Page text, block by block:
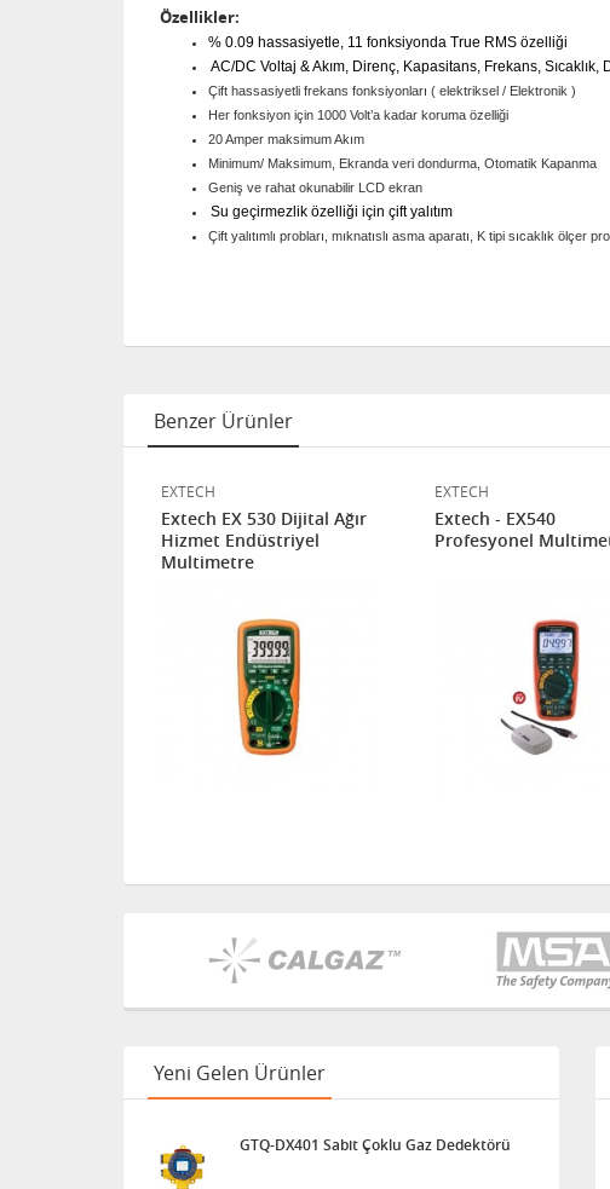
Özellikler:
% 0.09 hassasiyetle, 11 fonksiyonda True RMS özelliği
AC/DC Voltaj & Akım, Direnç, Kapasitans, Frekans, Sıcaklık,
Çift hassasiyetli frekans fonksiyonları ( elektriksel / Elektronik )
Her fonksiyon için 1000 Volt’a kadar koruma özelliği
20 Amper maksimum Akım
Minimum/ Maksimum, Ekranda veri dondurma, Otomatik Kapanma
Geniş ve rahat okunabilir LCD ekran
Su geçirmezlik özelliği için çift yalıtım
Çift yalıtımlı probları, mıknatıslı asma aparatı, K tipi sıcaklık ölçer
Benzer Ürünler
EXTECH
Extech EX 530 Dijital Ağır
Hizmet Endüstriyel
Multimetre
EXTECH
Extech - EX540
Profesyonel
Yeni Gelen Ürünler
GTQ-DX401 Sabit Çoklu Gaz Dedektörü